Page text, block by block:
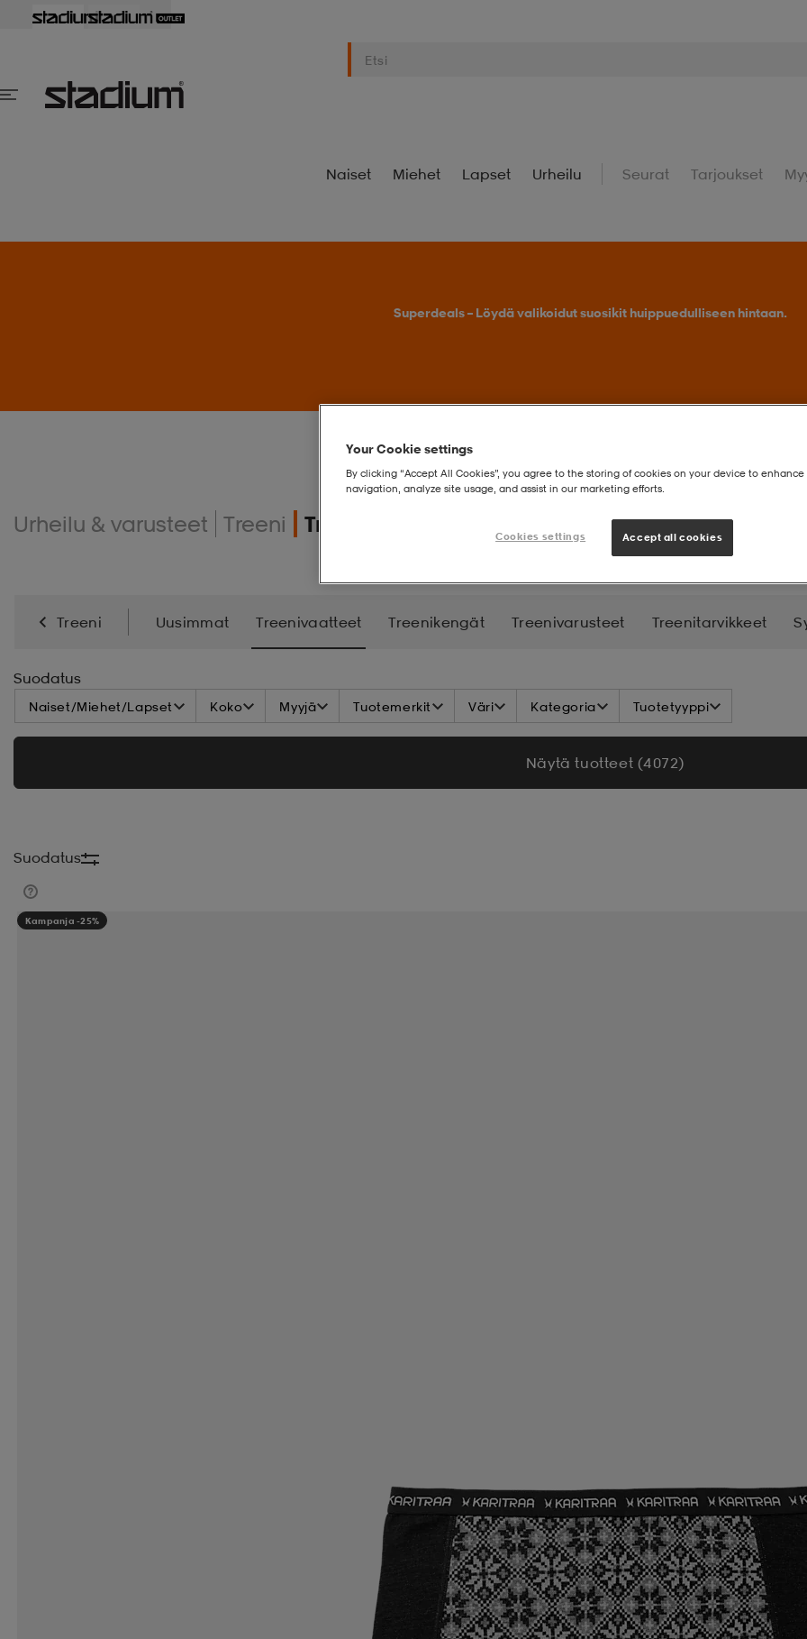
Naiset Miehet Lapset Urheilu Seurat Tarjoukset
Superdeals – Löydä valikoidut suosikit huippuedulliseen hintaan.
Urheilu & varusteet Treeni Treenivaatteet
Treeni Uusimmat Treenivaatteet Treenikengät Treenivarusteet Treenitarvikkeet
Energialisä
Suodatus
Naiset/Miehet/Lapset Koko Myyjä Tuotemerkit Väri Kategoria Tuotetyyppi
Näytä tuotteet (4 072)
Suodatus
Kampanja -25%
Your Cookie settings
By clicking “Accept All Cookies”, you agree to the storing of cookies on your device to enhance
navigation, analyze site usage, and assist in our marketing efforts.
Cookies settings Accept all cookies